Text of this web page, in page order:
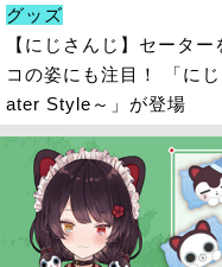
グッズ
【にじさんじ】セータ
コの姿にも注目！ 「に
ater Style～」が登場